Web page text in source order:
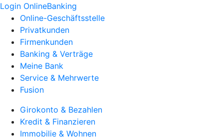
Login OnlineBanking
Online-Geschäftsstelle
Privatkunden
Firmenkunden
Banking & Verträge
Meine Bank
Service & Mehrwerte
Fusion
Girokonto & Bezahlen
Kredit & Finanzieren
Immobilie & Wohnen